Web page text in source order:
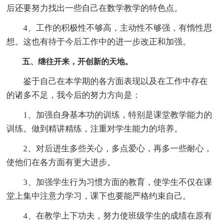
后还要努力找出一些自己在数学教学的特色点。
4、工作的积极性不够高，主动性不够强，有惰性思
想。这也有待于今后工作中的进一步改正和加强。
五、继往开来，开创新的天地。
鉴于自己在本学期的各方面表现以及在工作中存在
的诸多不足，我今后的努力方向是：
1、加强自身基本功的训练，特别是课堂教学能力的
训练。做到精讲精练，注重对学生能力的培养。
2、对后进生多些关心，多点爱心，再多一些耐心，
使他们在各方面有更大进步。
3、加强学生行为习惯方面的教育，使学生不仅在课
堂上集中注意力学习，课下也要能严格约束自己。
4、在教学上下功夫，努力使班级学生的成绩在原有